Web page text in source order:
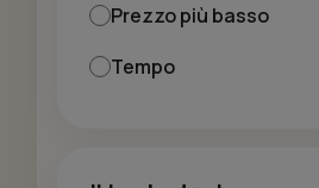
Prezzo più basso
Tempo